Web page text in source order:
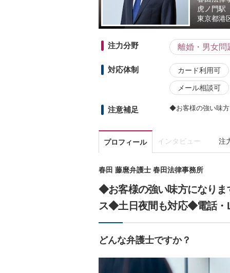
虎ノ門駅
東京都港
注力分野 離婚・男女問
対応体制 カード利用可
メール相談可
注意補足 ◆お客様の強い味
プロフィール インタビュー 注
春田 藤麿弁護士 春田法律事務所
◆お客様の強い味方になり
ス◆土日夜間も対応◆電話・
どんな弁護士ですか？